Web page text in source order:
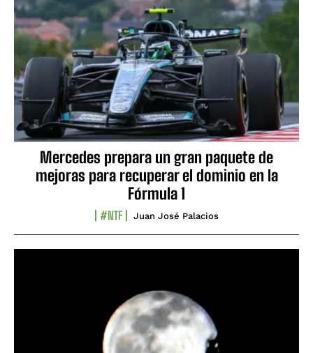
Mercedes prepara un gran paquete de
mejoras para recuperar el dominio en la
Fórmula 1
#NTF Juan José Palacios